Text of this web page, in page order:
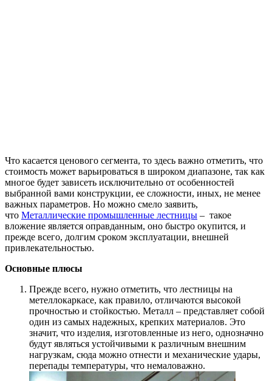
Что касается ценового сегмента, то здесь важно отметить, что
стоимость может варьироваться в широком диапазоне, так как
многое будет зависеть исключительно от особенностей
выбранной вами конструкции, ее сложности, иных, не менее
важных параметров. Но можно смело заявить,
что Металлические промышленные лестницы – такое
вложение является оправданным, оно быстро окупится, и
прежде всего, долгим сроком эксплуатации, внешней
привлекательностью.
Основные плюсы
Прежде всего, нужно отметить, что лестницы на
метеллокаркасе, как правило, отличаются высокой
прочностью и стойкостью. Металл – представляет собой
один из самых надежных, крепких материалов. Это
значит, что изделия, изготовленные из него, однозначно
будут являться устойчивыми к различным внешним
нагрузкам, сюда можно отнести и механические удары,
перепады температуры, что немаловажно.